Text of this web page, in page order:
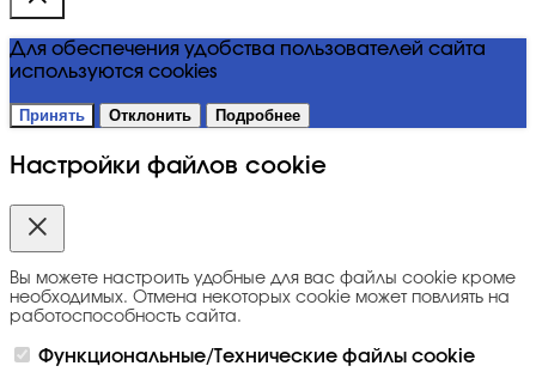
Для обеспечения удобства пользователей сайта
используются cookies
Принять Отклонить Подробнее
Настройки файлов cookie
Вы можете настроить удобные для вас файлы cookie кроме
необходимых. Отмена некоторых cookie может повлиять на
работоспособность сайта.
Функциональные/Технические файлы cookie